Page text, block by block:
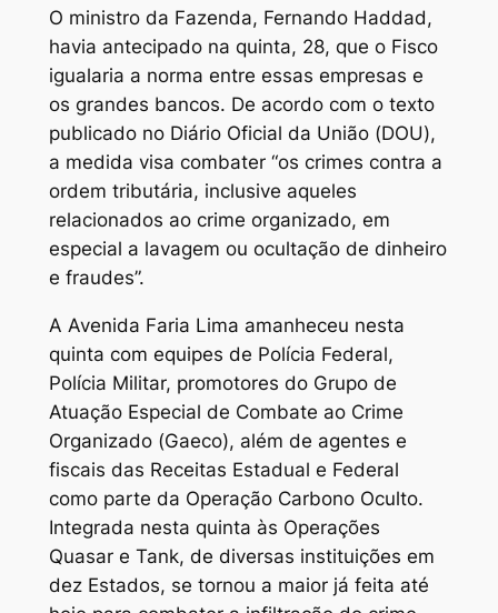
O ministro da Fazenda, Fernando Haddad,
havia antecipado na quinta, 28, que o Fisco
igualaria a norma entre essas empresas e
os grandes bancos. De acordo com o texto
publicado no Diário Oficial da União (DOU),
a medida visa combater “os crimes contra a
ordem tributária, inclusive aqueles
relacionados ao crime organizado, em
especial a lavagem ou ocultação de dinheiro
e fraudes”.
A Avenida Faria Lima amanheceu nesta
quinta com equipes de Polícia Federal,
Polícia Militar, promotores do Grupo de
Atuação Especial de Combate ao Crime
Organizado (Gaeco), além de agentes e
fiscais das Receitas Estadual e Federal
como parte da Operação Carbono Oculto.
Integrada nesta quinta às Operações
Quasar e Tank, de diversas instituições em
dez Estados, se tornou a maior já feita até